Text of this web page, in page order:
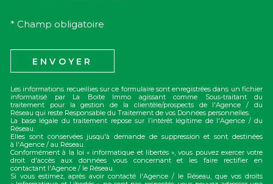
* Champ obligatoire
ENVOYER
Les informations recueillies sur ce formulaire sont enregistrées dans un fichier
informatisé par La Boite Immo agissant comme Sous-traitant du
traitement pour la gestion de la clientèle/prospects de l'Agence / du
Réseau qui reste Responsable du Traitement de vos Données personnelles.
La base légale du traitement repose sur l’intérêt légitime de l'Agence / du
Réseau.
Elles sont conservées jusqu'à demande de suppression et sont destinées
à l'Agence / au Réseau.
Conformément à la loi « informatique et libertés », vous pouvez exercer votre
droit d'accès aux données vous concernant et les faire rectifier en
contactant l'Agence / le Réseau.
Si vous estimez, après avoir contacté l'Agence / le Réseau, que vos droits